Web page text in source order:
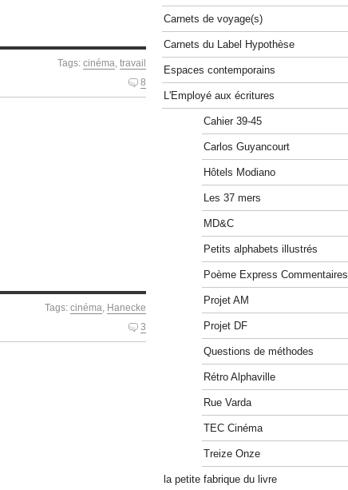
Tags: cinéma travail
8
Tags: cinéma, Hanecke
3
Carnets de voyage(s)
Carnets du Label Hypothèse
Espaces contemporains
L'Employé aux écritures
Cahier 39-45
Carlos Guyancourt
Hôtels Modiano
Les 37 mers
MD&C
Petits alphabets illustrés
Poème Express Commentaires
Projet AM
Projet DF
Questions de méthodes
Rétro Alphaville
Rue Varda
TEC Cinéma
Treize Onze
la petite fabrique du livre